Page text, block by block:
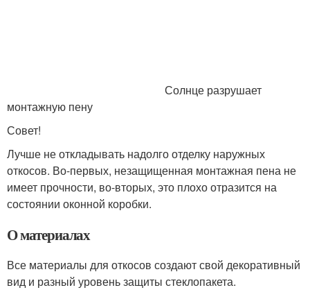
Солнце разрушает
монтажную пену
Совет!
Лучше не откладывать надолго отделку наружных
откосов. Во-первых, незащищенная монтажная пена не
имеет прочности, во-вторых, это плохо отразится на
состоянии оконной коробки.
О материалах
Все материалы для откосов создают свой декоративный
вид и разный уровень защиты стеклопакета.